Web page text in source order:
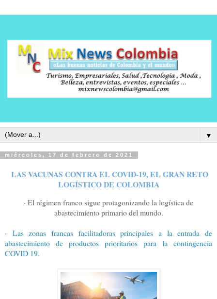
▼
miércoles, 17 de febrero de 2021
LAS VACUNAS CONTRA EL COVID-19, EL GRAN RETO
LOGÍSTICO DE COLOMBIA
· El régimen franco sigue protagonizando la logística de
abastecimiento primario del mundo.
· Las zonas francas facilitadoras principales a la entrada de
abastecimiento de productos prioritarios para la contingencia
COVID 19.